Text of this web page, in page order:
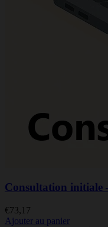
Consultation initiale
€73,17
Ajouter au panier